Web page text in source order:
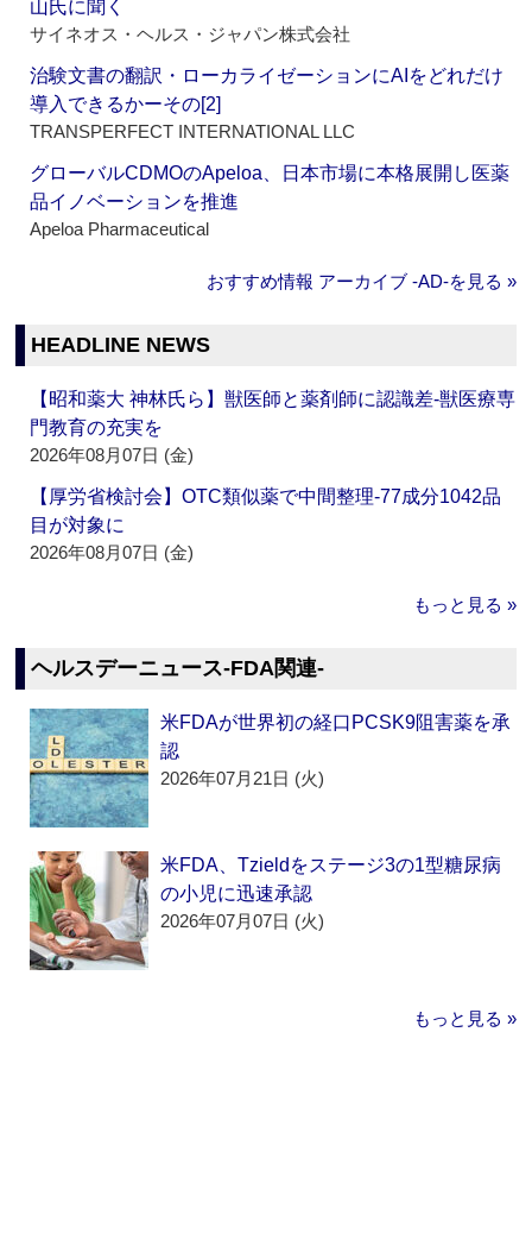
山氏に聞く
サイネオス・ヘルス・ジャパン株式会社
治験文書の翻訳・ローカライゼーションにAIをどれだけ
導入できるかーその[2]
TRANSPERFECT INTERNATIONAL LLC
グローバルCDMOのApeloa、日本市場に本格展開し医薬
品イノベーションを推進
Apeloa Pharmaceutical
おすすめ情報 アーカイブ ‐AD‐を見る »
HEADLINE NEWS
【昭和薬大 神林氏ら】獣医師と薬剤師に認識差‐獣医療専
門教育の充実を
2026年08月07日 (金)
【厚労省検討会】OTC類似薬で中間整理‐77成分1042品
目が対象に
2026年08月07日 (金)
もっと見る »
ヘルスデーニュース‐FDA関連‐
米FDAが世界初の経口PCSK9阻害薬を承
認
2026年07月21日 (火)
米FDA、Tzieldをステージ3の1型糖尿病
の小児に迅速承認
2026年07月07日 (火)
もっと見る »